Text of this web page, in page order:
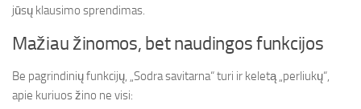
jūsų klausimo sprendimas.
Mažiau žinomos, bet naudingos funkcijos
Be pagrindinių funkcijų, „Sodra savitarna“ turi ir keletą „perliukų“,
apie kuriuos žino ne visi: